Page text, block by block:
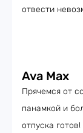
отвести
Ava Max
Прячемся от
панамкой и
отпуска готов!